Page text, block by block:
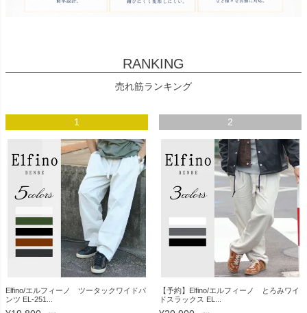
RANKING
売れ筋ランキング
1
Elfino/エルフィーノ ツータックワイドパ
ンツ EL-251...
2
【予約】Elfino/エルフィーノ とろみワイ
ドスラックス EL...